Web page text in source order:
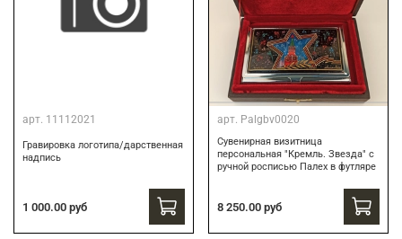
арт. 11112021
Гравировка логотипа/дарственная
надпись
1 000.00 руб
арт. Palgbv0020
Сувенирная визитница
персональная "Кремль. Звезда" с
ручной росписью Палех в футляре
8 250.00 руб